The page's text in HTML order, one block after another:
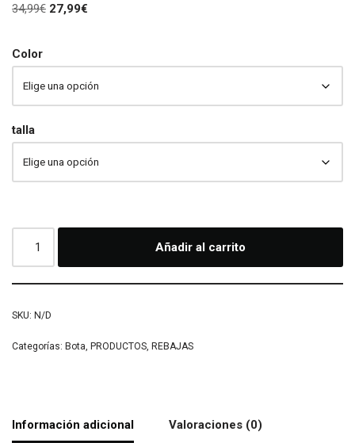
34,99€ 27,99€
Color
talla
Añadir al carrito
SKU: N/D
Categorías: Bota PRODUCTOS REBAJAS
Información adicional Valoraciones (0)